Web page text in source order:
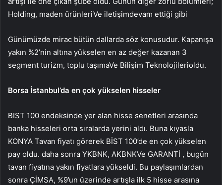
Holding, maden ürünleriVe iletişimdevam ettiği gibi
Günümüzde mirac bütün dallarda söz konusudur. Kapanışa
yakın %2’nin altına yükselen en az değer kazanan 3
segment turizm, toplu taşımaVe Bilişim Teknolojilerioldu.
Borsa İstanbul’da en çok yükselen hisseler
BIST 100 endeksinde yer alan hisse senetleri arasında
banka hisseleri orta sıralarda yerini aldı. Buna kıyasla
KONYA Tavan fiyatı görerek BİST 100’de en çok yükselen
pay oldu. daha sonra YKBNK, AKBNKVe GARANTİ , bugün
tavan fiyatına yakın fiyatlara yükseldi. Bu paylaşımlardan
sonra ÇİMSA, %9’un üzerinde artışla ilk 5 hisse arasına